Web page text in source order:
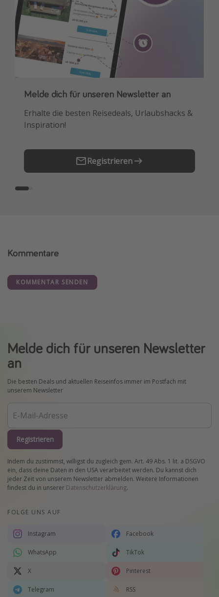
Melde dich für unseren Newsletter an
Erhalte die besten Reisedeals, Urlaubshacks &
Inspiration!
Registrieren
Downloade unsere App
Buche die besten Reiseschnäppchen als
Erstes.
Kommentare
KOMMENTAR SENDEN
Melde dich für unseren Newsletter
an
Die besten Deals und aktuellen Reiseinfos immer im Postfach mit
unserem Newsletter
Registrieren
Indem du zustimmst, willigst du zugleich gem. Art. 49 Abs. 1 lit. a DSGVO
ein, dass deine Daten in den USA verarbeitet werden. Du kannst dich
jeder Zeit von unserem Newsletter abmelden. Weitere Informationen
findest du in unserer Datenschutzerklärung.
FOLGE UNS AUF
Instagram Facebook
WhatsApp TikTok
X Pinterest
Telegram RSS